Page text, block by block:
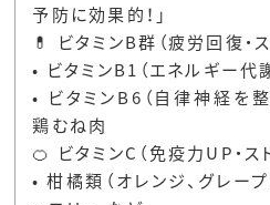
予防に効果的！」
💊 ビタミンB群（疲労回復・
• ビタミンB1 （エネルギー代
• ビタミンB6 （自律神経を整
鶏むね肉
🍊 ビタミンC（免疫力UP・ス
•柑橘類（オレンジ、グレープ